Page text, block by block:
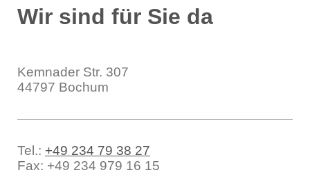
Wir sind für Sie da
Kemnader Str. 307
44797 Bochum
Tel.: +49 234 79 38 27
Fax: +49 234 979 16 15